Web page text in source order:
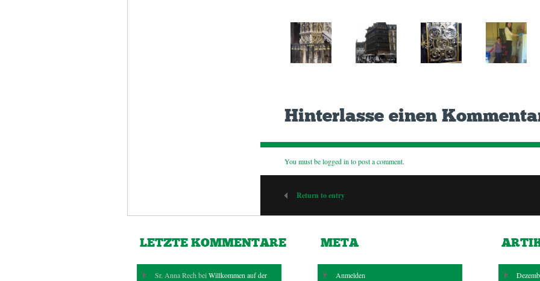
Hinterlasse einen
You must belogged into post a comment.
Return to entry
LETZTE KOMMENTARE
Sr. Anna Rech beiWillkommen auf der
META
Anmelden